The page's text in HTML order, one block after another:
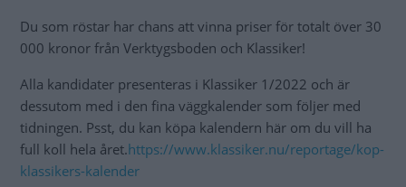
Du som röstar har chans att vinna priser för totalt över 30
000 kronor från Verktygsboden och Klassiker!
Alla kandidater presenteras i Klassiker 1/2022 och är
dessutom med i den fina väggkalender som följer med
tidningen. Psst, du kan köpa kalendern här om du vill ha
full koll hela året.https://www.klassiker.nu/reportage/kop-
klassikers-kalender